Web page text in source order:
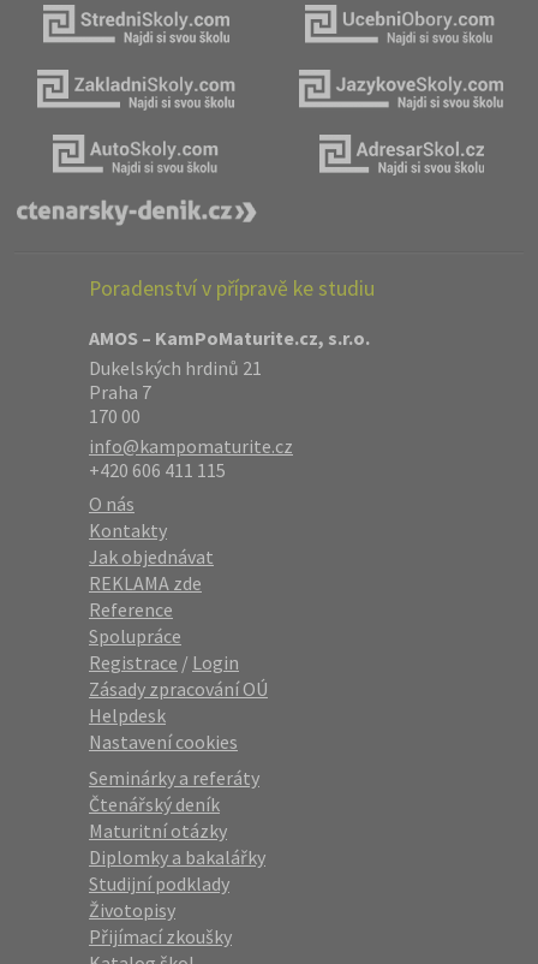
Poradenství v přípravě ke studiu
AMOS – KamPoMaturite.cz, s.r.o.
Dukelských hrdinů 21
Praha 7
170 00
info@kampomaturite.cz
+420 606 411 115
O nás
Kontakty
Jak objednávat
REKLAMA zde
Reference
Spolupráce
Registrace / Login
Zásady zpracování OÚ
Helpdesk
Nastavení cookies
Seminárky a referáty
Čtenářský deník
Maturitní otázky
Diplomky a bakalářky
Studijní podklady
Životopisy
Přijímací zkoušky